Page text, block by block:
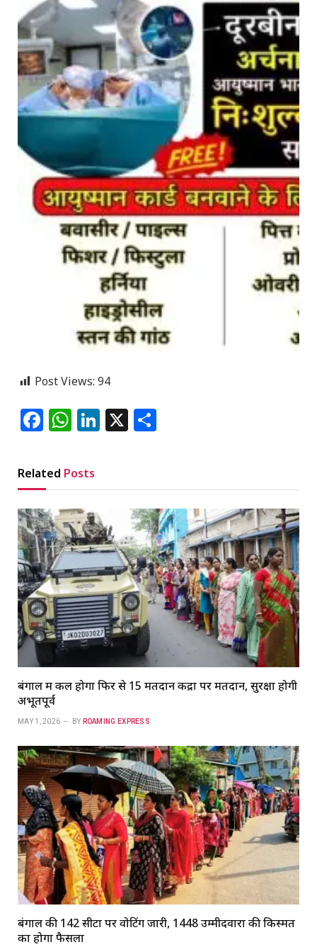
Post Views: 94
Facebook
WhatsApp
LinkedIn
X
Related Posts
बंगाल में कल होगा फिर से 15 मतदान केंद्रों पर मतदान, सुरक्षा होगी
अभूतपूर्व
MAY 1, 2026 BY ROAMING EXPRESS
बंगाल की 142 सीटों पर वोटिंग जारी, 1448 उम्मीदवारों की किस्मत
का होगा फैसला